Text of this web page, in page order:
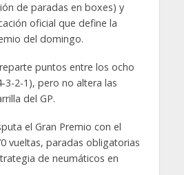
de paradas en boxes) y
oficial que define la
del domingo.
puntos entre los ocho
3-2-1), pero no altera las
del GP.
el Gran Premio con el
vueltas, paradas obligatorias
de neumáticos en